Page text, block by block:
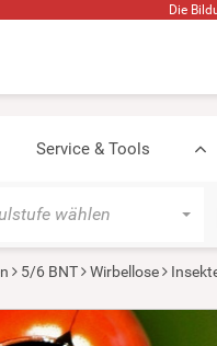
Die
Service & Tools
wählen
5/6 BNT Wirbellose